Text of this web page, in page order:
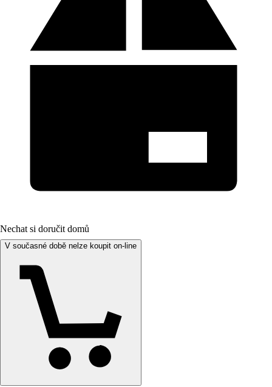
Nechat si doručit domů
V současné době nelze koupit on-line